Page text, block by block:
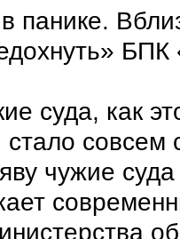
панике.
суда, как
стало совсем
чужие